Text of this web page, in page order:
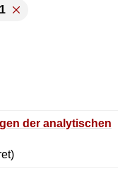
der analytischen